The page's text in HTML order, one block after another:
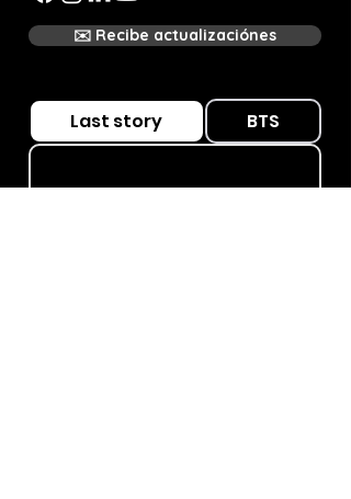
✉️ Recibe actualizaciónes
Last story BTS